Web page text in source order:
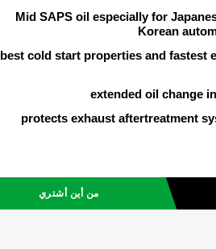
Mid SAPS oil especially for
Korean
best cold start properties and fastest
extended oil change
protects exhaust aftertreatment
من أين أشتري